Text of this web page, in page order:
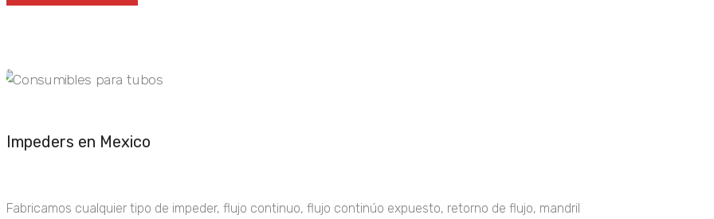
Impeders en Mexico
Fabricamos cualquier tipo de impeder, flujo continuo, flujo continúo expuesto, retorno de flujo, mandril